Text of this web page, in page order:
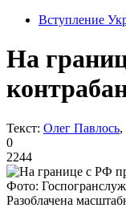
Вступление
На
Текст: Олег Павлось,
0
2244
Фото:
Разоблачена